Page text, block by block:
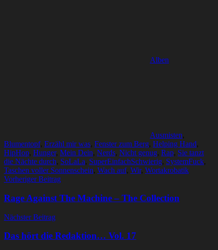
Alben
Ausmisten,
Blumentopf, Erzähl mir was, Fenster zum Berg, Helping Hand,
HipHop, Hunger, Mein Dein, Nerds, Nicht genug, Rap, Sie tanzt
die Nächte durch, SoLaLa, SuperEinfachSchwierig, SystemFuck,
Taschen voller Sonnenschein, Wach auf, Wir, Wortakrobatik
Beitragsnavigation
Vorheriger Beitrag
Rage Against The Machine – The Collection
Nächster Beitrag
Das hört die Redaktion… Vol. 17